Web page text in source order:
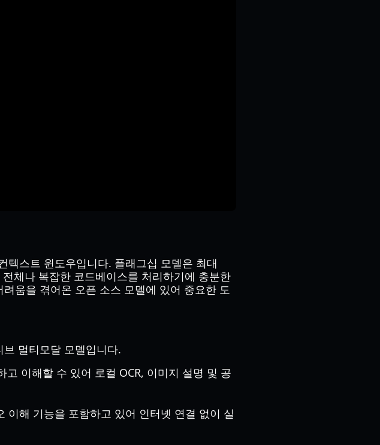
텍스트 윈도우입니다. 플래그십 모델은 최대
체나 복잡한 코드베이스를 처리하기에 충분한
움을 겪어온 오픈 소스 모델에 있어 중요한 도
멀티모달 모델입니다.
이해할 수 있어 로컬 OCR, 이미지 설명 및 공
이해 기능을 포함하고 있어 인터넷 연결 없이 실